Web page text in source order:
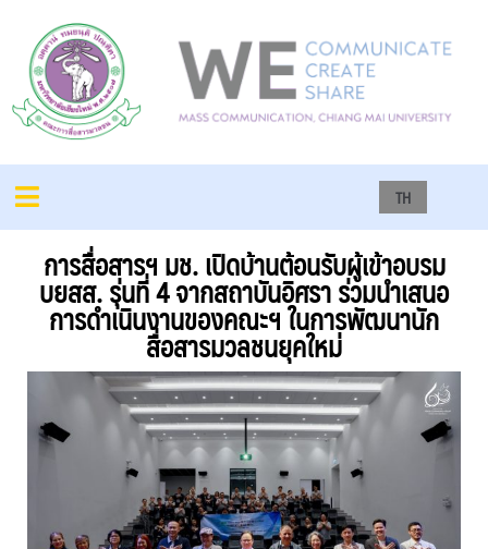
TH
การสื่อสารฯ มช. เปิดบ้านต้อนรับผู้เข้าอบรม
บยสส. รุ่นที่ 4 จากสถาบันอิศรา ร่วมนำเสนอ
การดำเนินงานของคณะฯ ในการพัฒนานัก
สื่อสารมวลชนยุคใหม่